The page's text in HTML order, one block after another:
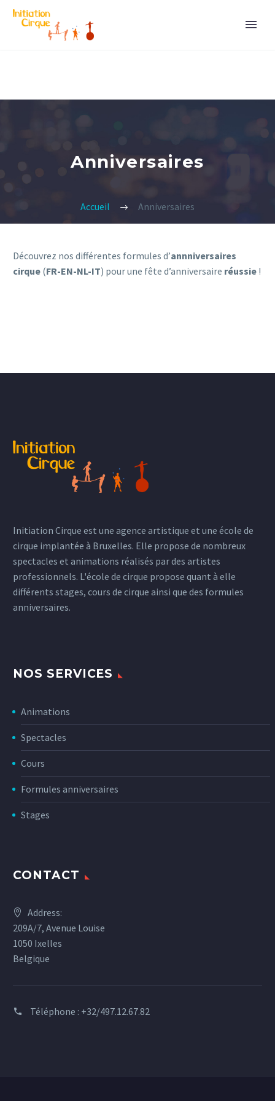
Anniversaires
Accueil Anniversaires
Découvrez nos différentes formules d’annniversaires
cirque (FR-EN-NL-IT) pour une fête d’anniversaire réussie !
Initiation Cirque est une agence artistique et une école de
cirque implantée à Bruxelles. Elle propose de nombreux
spectacles et animations réalisés par des artistes
professionnels. L'école de cirque propose quant à elle
différents stages, cours de cirque ainsi que des formules
anniversaires.
NOS SERVICES
Animations
Spectacles
Cours
Formules anniversaires
Stages
CONTACT
Address:
209A/7, Avenue Louise
1050 Ixelles
Belgique
Téléphone : +32/497.12.67.82